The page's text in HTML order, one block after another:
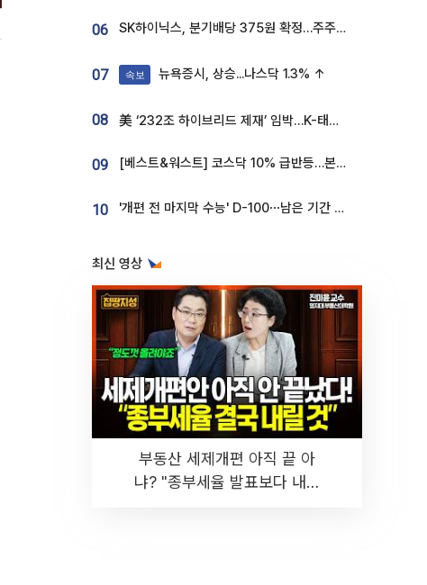
06 SK하이닉스, 분기배당 375원 확정…주주환원책 9월로 앞당겨 발표
07 속보 뉴욕증시, 상승...나스닥 1.3% ↑
08 美 ‘232조 하이브리드 제재’ 임박…K-태양광, 불확실성 털고 날개 다나
09 [베스트&워스트] 코스닥 10% 급반등…본느, 최대주주 변경 기대에 270% 폭등
10 '개편 전 마지막 수능' D-100⋯남은 기간 성적 올릴 전략은
최신 영상
부동산 세제개편 아직 끝 아
냐? "종부세율 발표보다 내릴